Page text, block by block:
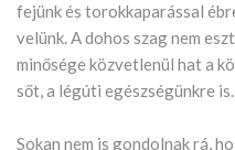
fejünk és torokkaparással
velünk. A dohos szag nem
minősége közvetlenül hat a
sőt, a légúti egészségünkre is.
Sokan nem is gondolnak rá,